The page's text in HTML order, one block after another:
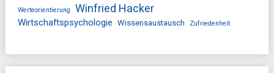
Werteorientierung Winfried Hacker
Wirtschaftspsychologie Wissensaustausch Zufriedenheit